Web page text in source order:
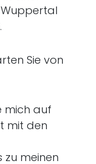
Sie von
mich auf
mit den
zu meinen